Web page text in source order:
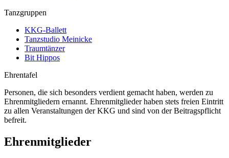
Tanzgruppen
KKG-Ballett
Tanzstudio Meinicke
Traumtänzer
Bit Hippos
Ehrentafel
Personen, die sich besonders verdient gemacht haben, werden zu
Ehrenmitgliedern ernannt. Ehrenmitglieder haben stets freien Eintritt
zu allen Veranstaltungen der KKG und sind von der Beitragspflicht
befreit.
Ehrenmitglieder